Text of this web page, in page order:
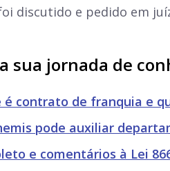
discutido e pedido em
sua jornada de
é contrato de franquia e
pode auxiliar
e comentários à Lei